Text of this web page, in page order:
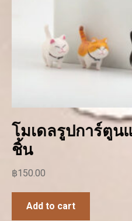
โมเดลรูปการ์ตูน
ชิ้น
฿150.00
Add to cart